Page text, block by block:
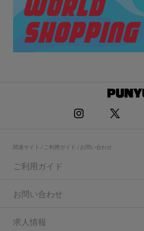
関連サイト / ご利用ガイド / お問い合わせ
ご利用ガイド
お問い合わせ
求人情報